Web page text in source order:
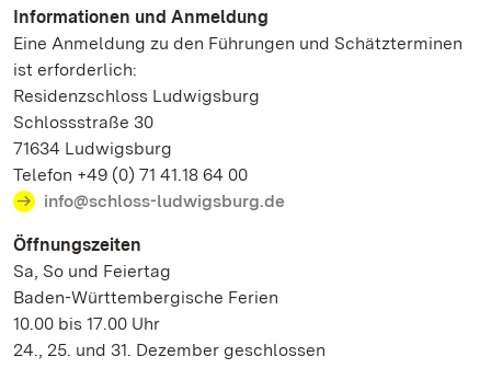
Informationen und Anmeldung
Eine Anmeldung zu den Führungen und Schätzterminen
ist erforderlich:
Residenzschloss Ludwigsburg
Schlossstraße 30
71634 Ludwigsburg
Telefon +49 (0) 71 41.18 64 00
info@schloss-ludwigsburg.de
Öffnungszeiten
Sa, So und Feiertag
Baden-Württembergische Ferien
10.00 bis 17.00 Uhr
24., 25. und 31. Dezember geschlossen